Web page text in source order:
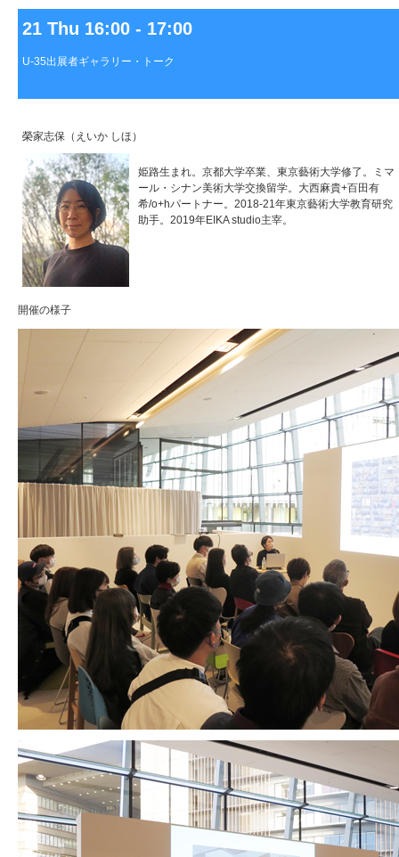
21 Thu 16:00 - 17:00
U-35出展者ギャラリー・トーク
榮家志保（えいか しほ）
姫路生まれ。京都大学卒業、東京藝術大学修了。ミマ
ール・シナン美術大学交換留学。大西麻貴+百田有
希/o+hパートナー。2018-21年東京藝術大学教育研究
助手。2019年EIKA studio主宰。
開催の様子